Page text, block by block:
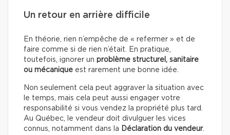
Un retour en arrière difficile
En théorie, rien n’empêche de « refermer » et de
faire comme si de rien n’était. En pratique,
toutefois, ignorer un problème structurel, sanitaire
ou mécanique est rarement une bonne idée.
Non seulement cela peut aggraver la situation avec
le temps, mais cela peut aussi engager votre
responsabilité si vous vendez la propriété plus tard.
Au Québec, le vendeur doit divulguer les vices
connus, notamment dans la Déclaration du vendeur.